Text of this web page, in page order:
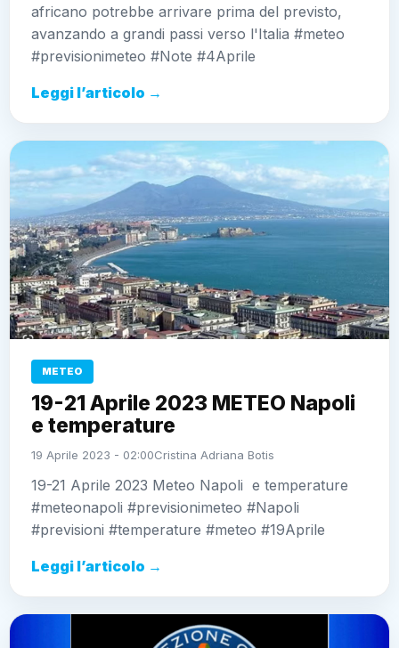
africano potrebbe arrivare prima del previsto,
avanzando a grandi passi verso l'Italia #meteo
#previsionimeteo #Note #4Aprile
Leggi l’articolo →
METEO
19-21 Aprile 2023 METEO Napoli
e temperature
19 Aprile 2023 - 02:00Cristina Adriana Botis
19-21 Aprile 2023 Meteo Napoli e temperature
#meteonapoli #previsionimeteo #Napoli
#previsioni #temperature #meteo #19Aprile
Leggi l’articolo →